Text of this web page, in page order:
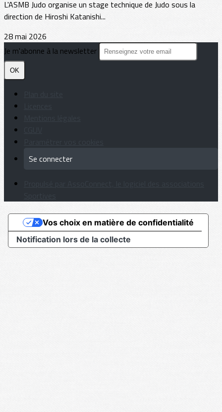
L'ASMB Judo organise un stage technique de Judo sous la
direction de Hiroshi Katanishi...
28 mai 2026
Je m'abonne à la newsletter
OK
Se connecter
Notification lors de la collecte
Vos choix en matière de confidentialité